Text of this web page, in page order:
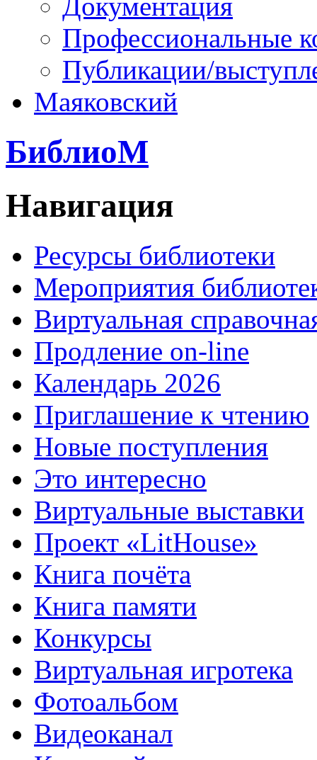
Профессиональные
Публикации/
Маяковский
БиблиоМ
Навигация
Ресурсы библиотеки
Мероприятия
Виртуальная
Продление on-line
Календарь 2026
Приглашение к чтению
Новые поступления
Это интересно
Виртуальные выставки
Проект «LitHouse»
Книга почёта
Книга памяти
Конкурсы
Виртуальная игротека
Фотоальбом
Видеоканал